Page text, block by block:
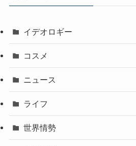
イデオロギー
コスメ
ニュース
ライフ
世界情勢